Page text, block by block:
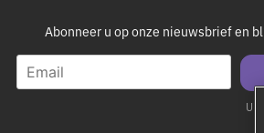
Abonneer u op onze nieuwsbrief en
E
m